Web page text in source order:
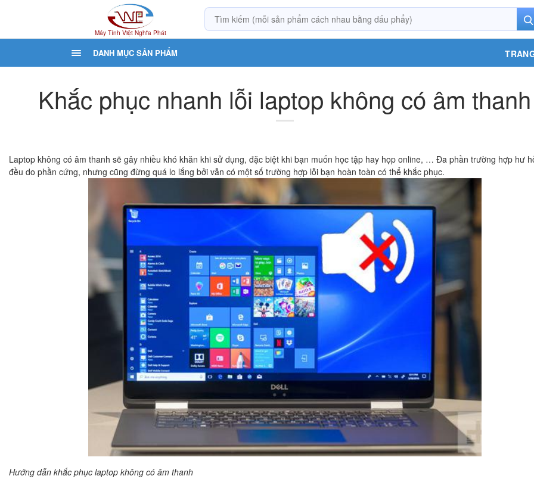
Máy Tính Việt Nghĩa Phát
DANH MỤC SẢN PHẨM
Khắc phục nhanh lỗi laptop không có âm thanh
Laptop không có âm thanh sẽ gây nhiều khó khăn khi sử dụng, đặc biệt khi bạn muốn học tập hay họp online, … Đa phần trường hợp hư
đều do phần cứng, nhưng cũng đừng quá lo lắng bởi vẫn có một số trường hợp lỗi bạn hoàn toàn có thể khắc phục.
Hướng dẫn khắc phục laptop không có âm thanh